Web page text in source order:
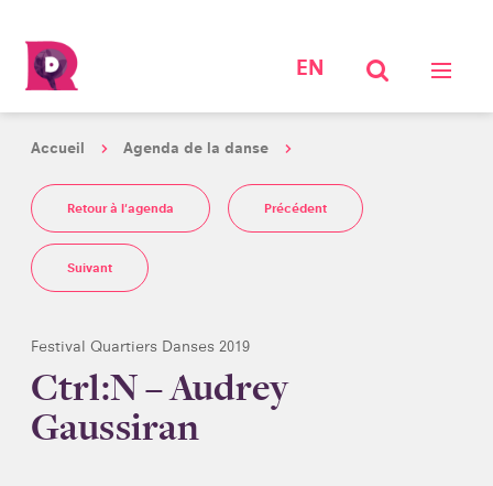
EN
Accueil Agenda de la danse
Retour à l'agenda Précédent
Suivant
Festival Quartiers Danses 2019
Ctrl:N – Audrey
Gaussiran